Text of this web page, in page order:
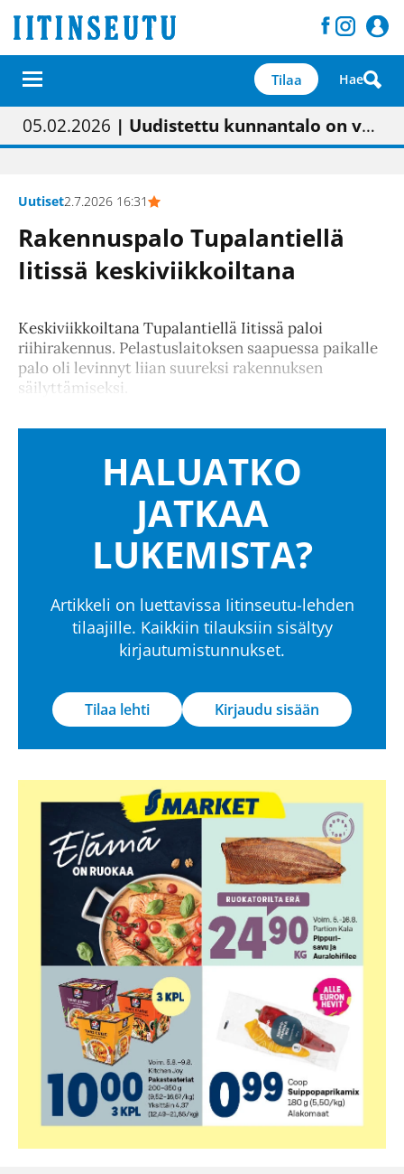
Tilaa Hae
01.02.2026 | Painon vaihtumisen pitäisi näkyä hieman parempana painojäljen laatuna lehdessä
05.02.2026 | Uudistettu kunnantalo on valoisa
23.04.2026 | “Olemme käynnistämässä uudelleen keskustavisiotyön”
09.05.2026| "Maalla on totuttu elämään omavaraisemmin kuin kaupungissa"
Uutiset2.7.2026 16:31
Rakennuspalo Tupalantiellä
Iitissä keskiviikkoiltana
Keskiviikkoiltana Tupalantiellä Iitissä paloi
riihirakennus. Pelastuslaitoksen saapuessa paikalle
palo oli levinnyt liian suureksi rakennuksen
säilyttämiseksi.
HALUATKO
JATKAA
LUKEMISTA?
Artikkeli on luettavissa Iitinseutu-lehden
tilaajille. Kaikkiin tilauksiin sisältyy
kirjautumistunnukset.
Tilaa lehti Kirjaudu sisään